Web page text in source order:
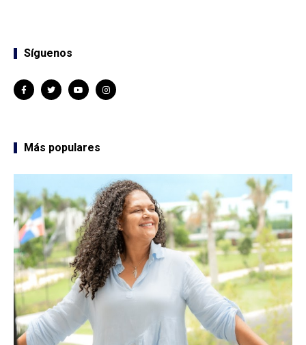
Síguenos
Más populares